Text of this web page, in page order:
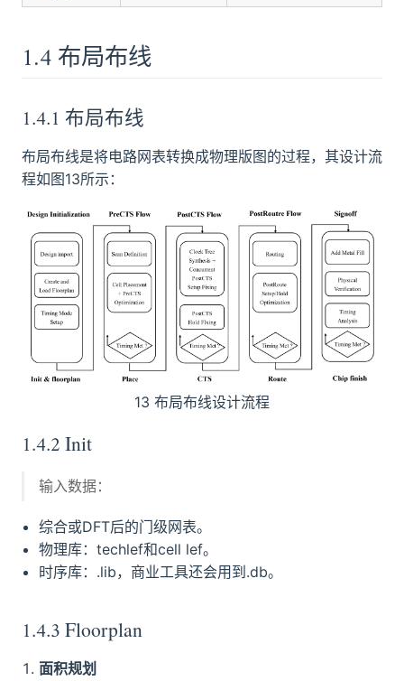
1.4 布局布线
1.4.1 布局布线
布局布线是将电路网表转换成物理版图的过程，其设计流
程如图13所示：
13 布局布线设计流程
1.4.2 Init
输入数据：
综合或DFT后的门级网表。
物理库：techlef和cell lef。
时序库：.lib，商业工具还会用到.db。
1.4.3 Floorplan
面积规划